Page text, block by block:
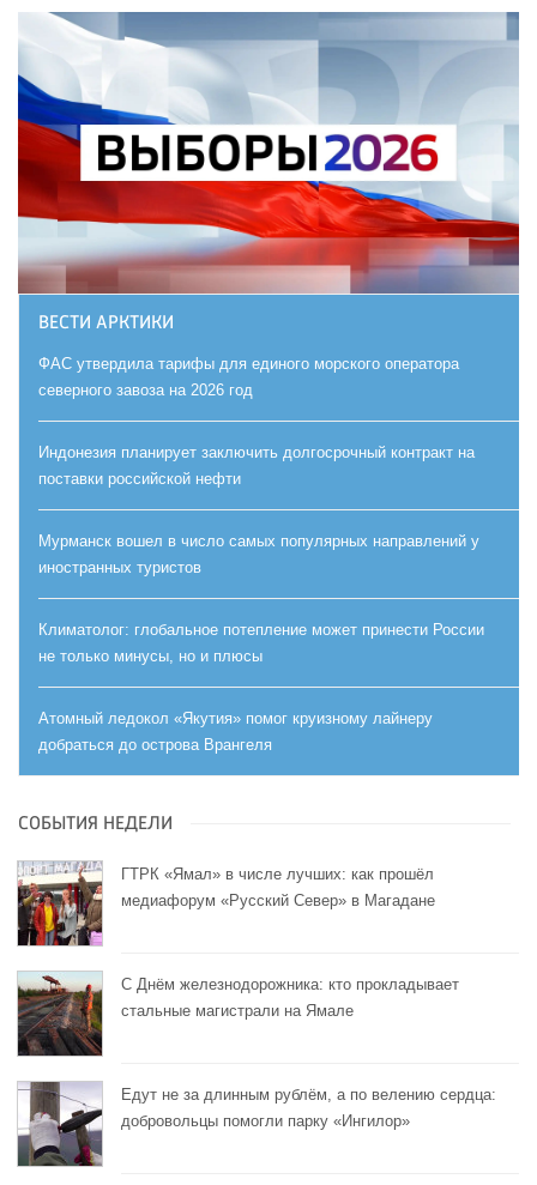
ВЕСТИ АРКТИКИ
ФАС утвердила тарифы для единого морского оператора
северного завоза на 2026 год
Индонезия планирует заключить долгосрочный контракт на
поставки российской нефти
Мурманск вошел в число самых популярных направлений у
иностранных туристов
Климатолог: глобальное потепление может принести России
не только минусы, но и плюсы
Атомный ледокол «Якутия» помог круизному лайнеру
добраться до острова Врангеля
СОБЫТИЯ НЕДЕЛИ
ГТРК «Ямал» в числе лучших: как прошёл
медиафорум «Русский Север» в Магадане
С Днём железнодорожника: кто прокладывает
стальные магистрали на Ямале
Едут не за длинным рублём, а по велению сердца:
добровольцы помогли парку «Ингилор»